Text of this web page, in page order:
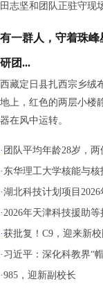
田志坚和团队正驻守现
有一群人，守着珠
研团...
西藏定日县扎西宗乡绒
地上，红色的两层小楼
器在风中运转。
· 团队平均年龄28岁，
· 东华理工大学核能与
·湖北科技计划项目
·2026年天津科技援助
·获批复！C9，迎来新校
· 习近平：深化科教界“
·985，迎新副校长